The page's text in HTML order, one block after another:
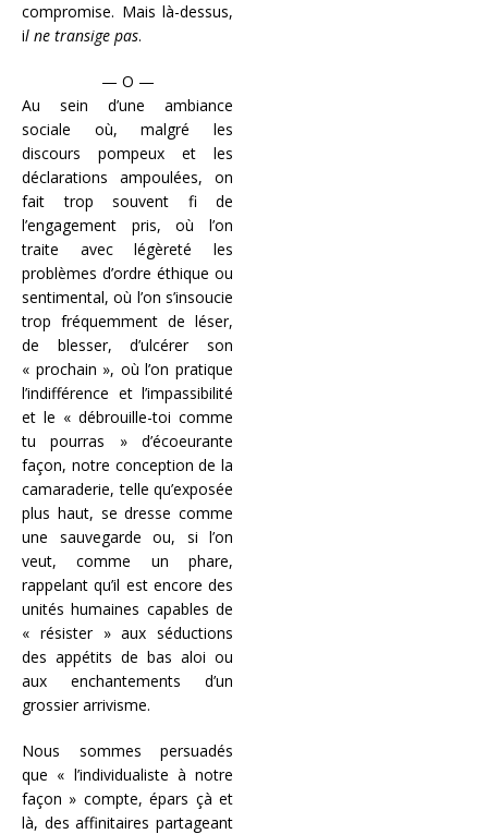
compromise. Mais là-dessus,
il ne transige pas.
— O —
Au sein d’une ambiance
sociale où, malgré les
discours pompeux et les
déclarations ampoulées, on
fait trop souvent fi de
l’engagement pris, où l’on
traite avec légèreté les
problèmes d’ordre éthique ou
sentimental, où l’on s’insoucie
trop fréquemment de léser,
de blesser, d’ulcérer son
« prochain », où l’on pratique
l’indifférence et l’impassibilité
et le « débrouille-toi comme
tu pourras » d’écoeurante
façon, notre conception de la
camaraderie, telle qu’exposée
plus haut, se dresse comme
une sauvegarde ou, si l’on
veut, comme un phare,
rappelant qu’il est encore des
unités humaines capables de
« résister » aux séductions
des appétits de bas aloi ou
aux enchantements d’un
grossier arrivisme.
Nous sommes persuadés
que « l’individualiste à notre
façon » compte, épars çà et
là, des affinitaires partageant